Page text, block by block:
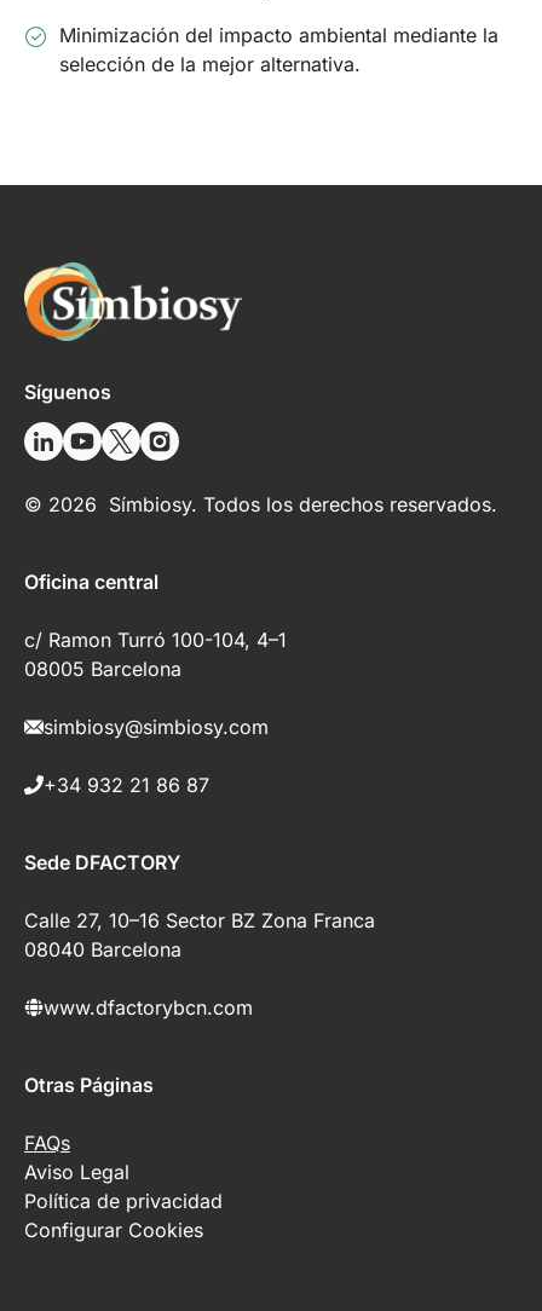
Minimización del impacto ambiental mediante la
selección de la mejor alternativa.
Síguenos
© 2026 Símbiosy. Todos los derechos reservados.
Oficina central
c/ Ramon Turró 100-104, 4–1
08005 Barcelona
simbiosy@simbiosy.com
+34 932 21 86 87
Sede DFACTORY
Calle 27, 10–16 Sector BZ Zona Franca
08040 Barcelona
www.dfactorybcn.com
Otras Páginas
FAQs
Aviso Legal
Política de privacidad
Configurar Cookies